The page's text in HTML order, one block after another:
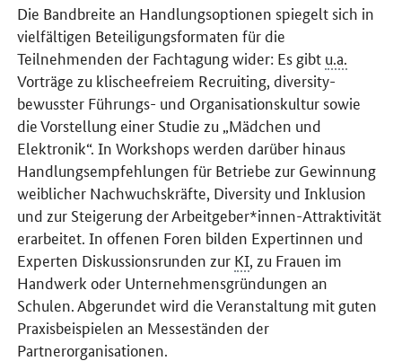
Die Bandbreite an Handlungsoptionen spiegelt sich in
vielfältigen Beteiligungsformaten für die
Teilnehmenden der Fachtagung wider: Es gibt u.a.
Vorträge zu klischeefreiem Recruiting, diversity-
bewusster Führungs- und Organisationskultur sowie
die Vorstellung einer Studie zu „Mädchen und
Elektronik“. In Workshops werden darüber hinaus
Handlungsempfehlungen für Betriebe zur Gewinnung
weiblicher Nachwuchskräfte, Diversity und Inklusion
und zur Steigerung der Arbeitgeber*innen-Attraktivität
erarbeitet. In offenen Foren bilden Expertinnen und
Experten Diskussionsrunden zur KI , zu Frauen im
Handwerk oder Unternehmensgründungen an
Schulen. Abgerundet wird die Veranstaltung mit guten
Praxisbeispielen an Messeständen der
Partnerorganisationen.